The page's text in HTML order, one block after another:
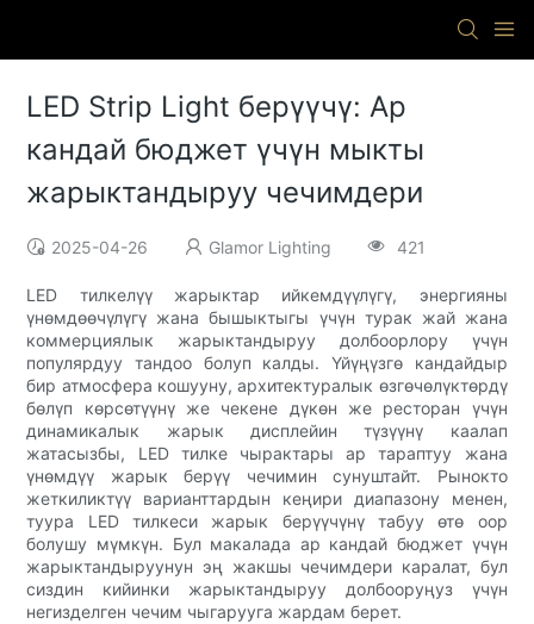
LED Strip Light берүүчү: Ар
кандай бюджет үчүн мыкты
жарыктандыруу чечимдери
2025-04-26 Glamor Lighting 421
LED тилкелүү жарыктар ийкемдүүлүгү, энергияны
үнөмдөөчүлүгү жана бышыктыгы үчүн турак жай жана
коммерциялык жарыктандыруу долбоорлору үчүн
популярдуу тандоо болуп калды. Үйүңүзгө кандайдыр
бир атмосфера кошууну, архитектуралык өзгөчөлүктөрдү
бөлүп көрсөтүүнү же чекене дүкөн же ресторан үчүн
динамикалык жарык дисплейин түзүүнү каалап
жатасызбы, LED тилке чырактары ар тараптуу жана
үнөмдүү жарык берүү чечимин сунуштайт. Рынокто
жеткиликтүү варианттардын кеңири диапазону менен,
туура LED тилкеси жарык берүүчүнү табуу өтө оор
болушу мүмкүн. Бул макалада ар кандай бюджет үчүн
жарыктандыруунун эң жакшы чечимдери каралат, бул
сиздин кийинки жарыктандыруу долбооруңуз үчүн
негизделген чечим чыгарууга жардам берет.